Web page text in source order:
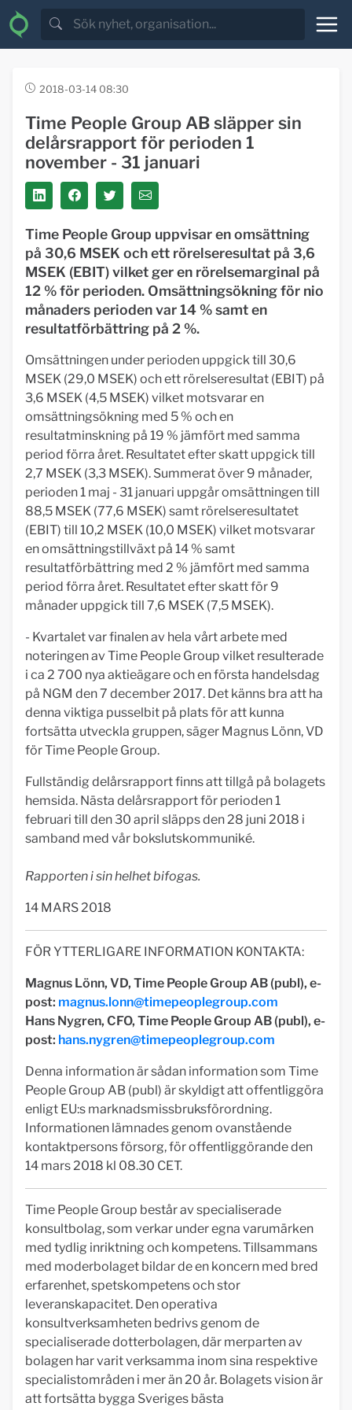
2018-03-14 08:30
Time People Group AB släpper sin
delårsrapport för perioden 1
november - 31 januari
Time People Group uppvisar en omsättning
på 30,6 MSEK och ett rörelseresultat på 3,6
MSEK (EBIT) vilket ger en rörelsemarginal på
12 % för perioden. Omsättningsökning för nio
månaders perioden var 14 % samt en
resultatförbättring på 2 %.
Omsättningen under perioden uppgick till 30,6
MSEK (29,0 MSEK) och ett rörelseresultat (EBIT) på
3,6 MSEK (4,5 MSEK) vilket motsvarar en
omsättningsökning med 5 % och en
resultatminskning på 19 % jämfört med samma
period förra året. Resultatet efter skatt uppgick till
2,7 MSEK (3,3 MSEK). Summerat över 9 månader,
perioden 1 maj - 31 januari uppgår omsättningen till
88,5 MSEK (77,6 MSEK) samt rörelseresultatet
(EBIT) till 10,2 MSEK (10,0 MSEK) vilket motsvarar
en omsättningstillväxt på 14 % samt
resultatförbättring med 2 % jämfört med samma
period förra året. Resultatet efter skatt för 9
månader uppgick till 7,6 MSEK (7,5 MSEK).
- Kvartalet var finalen av hela vårt arbete med
noteringen av Time People Group vilket resulterade
i ca 2 700 nya aktieägare och en första handelsdag
på NGM den 7 december 2017. Det känns bra att ha
denna viktiga pusselbit på plats för att kunna
fortsätta utveckla gruppen, säger Magnus Lönn, VD
för Time People Group.
Fullständig delårsrapport finns att tillgå på bolagets
hemsida. Nästa delårsrapport för perioden 1
februari till den 30 april släpps den 28 juni 2018 i
samband med vår bokslutskommuniké.
Rapporten i sin helhet bifogas.
14 MARS 2018
FÖR YTTERLIGARE INFORMATION KONTAKTA:
Magnus Lönn, VD, Time People Group AB (publ), e-
post: magnus.lonn@timepeoplegroup.com
Hans Nygren, CFO, Time People Group AB (publ), e-
post: hans.nygren@timepeoplegroup.com
Denna information är sådan information som Time
People Group AB (publ) är skyldigt att offentliggöra
enligt EU:s marknadsmissbruksförordning.
Informationen lämnades genom ovanstående
kontaktpersons försorg, för offentliggörande den
14 mars 2018 kl 08.30 CET.
Time People Group består av specialiserade
konsultbolag, som verkar under egna varumärken
med tydlig inriktning och kompetens. Tillsammans
med moderbolaget bildar de en koncern med bred
erfarenhet, spetskompetens och stor
leveranskapacitet. Den operativa
konsultverksamheten bedrivs genom de
specialiserade dotterbolagen, där merparten av
bolagen har varit verksamma inom sina respektive
specialistområden i mer än 20 år. Bolagets vision är
att fortsätta bygga Sveriges bästa